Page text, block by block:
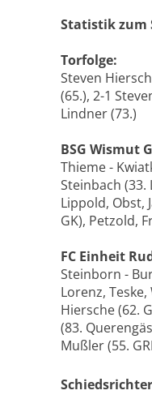
Statistik zum
Torfolge:
Steven
(65.), 2-1
Lindner (73.)
BSG Wismut
Thieme -
Steinbach
Lippold, Obst,
GK), Petzold,
FC Einheit
Steinborn -
Lorenz,
Hiersche (62.
(83.
Mußler (55.